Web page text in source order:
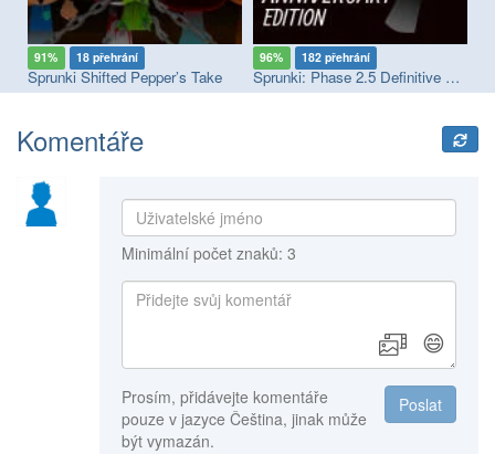
91% 18 přehrání
Sprunki Shifted Pepper’s Take
96% 182 přehrání
Sprunki: Phase 2.5 Definitive Edition
Komentáře
Minimální počet znaků: 3
😄
Poslat
Prosím, přidávejte komentáře
pouze v jazyce Čeština, jinak může
být vymazán.